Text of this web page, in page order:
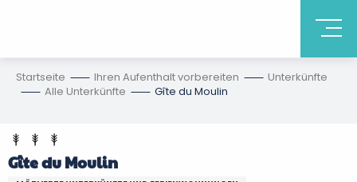
Startseite Ihren Aufenthalt vorbereiten
Unterkünfte
Alle Unterkünfte
Gîte du Moulin
Gîte du Moulin